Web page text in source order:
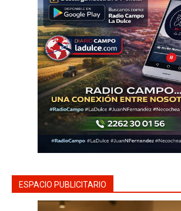
ESPACIO PUBLICITARIO